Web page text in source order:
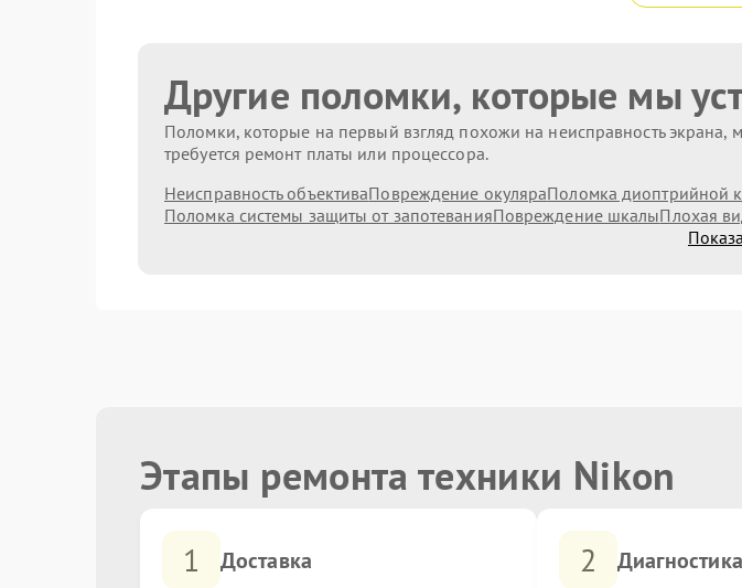
Другие поломки, которые мы
Поломки, которые на первый взгляд похожи на неисправность
требуется ремонт платы или процессора.
Неисправность объективаПовреждение окуляраПоломка диоптрийной
Поломка системы защиты от запотеванияПовреждение шкалыПлохая
Этапы ремонта техники Nikon
1 Доставка 2 Диагностика